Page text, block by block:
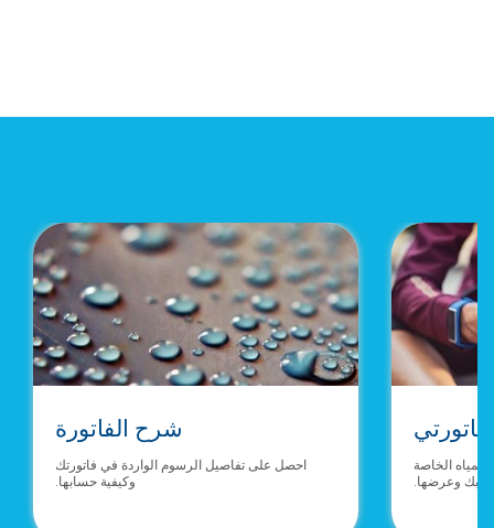
شرح الفاتورة
احصل على تفاصيل الرسوم الواردة في فاتورتك
وكيفية حسابها.
الخاصة
بك وعرضها.